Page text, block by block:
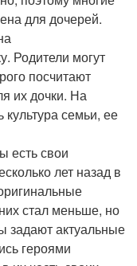
для дочерей.
Родители могут
посчитают
их дочки. На
семьи, ее
есть свои
лет назад в
стал меньше, но
задают актуальные
героями